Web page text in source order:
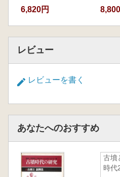
ないが、本書を「牧の
6,820円
レビュー
レビューを書く
あなたへのおすすめ
古墳
時代